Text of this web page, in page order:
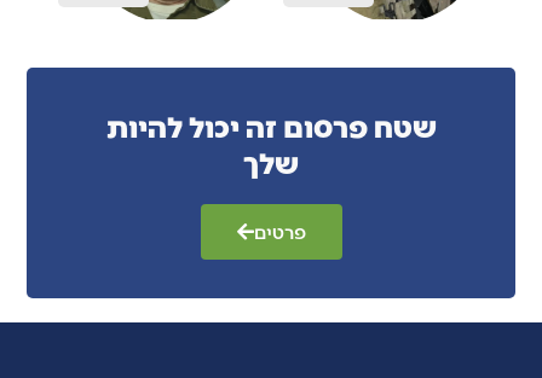
שטח פרסום זה יכול להיות
שלך
פרטים